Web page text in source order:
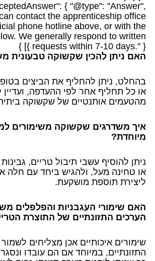
{ "@type": "Answer",
contact the apprenticeship office
phone hotline above, or with the
We generally respond to written
requests within 7-10 days." } }] }
האם ניתן להכין שקשוקה טבעונית
בהחלט, ניתן להחליף את הביצים
או כל תחליף אחר לפי ההעדפה, ועדיין
מהטעמים אותנטיים של שקשוקה
איך משדרגים שקשוקה משימורים
מיוחדת?
ניתן להוסיף עשבי תיבול טריים,
או טחינה מעל, ולהגיש ביחד עם חלה
ליצירת תוספת מושקעת.
האם שימורי העגבניות והפלפלים
הערכים התזונתיים של התוצרת
שימורים איכותיים אכן מצליחים
התזונתיים, במיוחד אם הם עובדו